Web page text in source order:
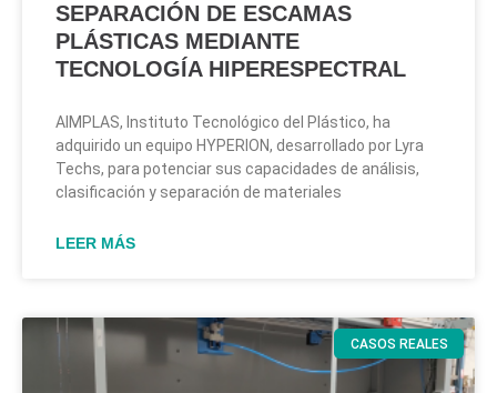
SEPARACIÓN DE ESCAMAS
PLÁSTICAS MEDIANTE
TECNOLOGÍA HIPERESPECTRAL
AIMPLAS, Instituto Tecnológico del Plástico, ha
adquirido un equipo HYPERION, desarrollado por Lyra
Techs, para potenciar sus capacidades de análisis,
clasificación y separación de materiales
LEER MÁS
CASOS REALES